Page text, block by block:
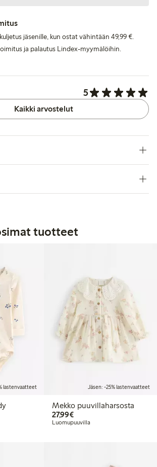
jäsenille, kun ostat vähintään 49,99 €.
ja palautus Lindex-myymälöihin.
5
Kaikki arvostelut
tuotteet
lastenvaatteet Jäsen: -25% lastenvaatteet
Mekko puuvillaharsosta
27,99€27,99 €
Luomupuuvilla